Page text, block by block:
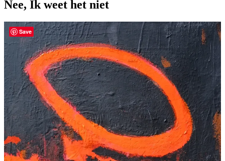
Nee, Ik weet het niet
Save